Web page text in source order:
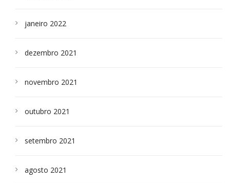
janeiro 2022
dezembro 2021
novembro 2021
outubro 2021
setembro 2021
agosto 2021